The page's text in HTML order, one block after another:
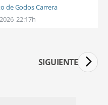
de Godos Carrera
22:17h
SIGUIENTE